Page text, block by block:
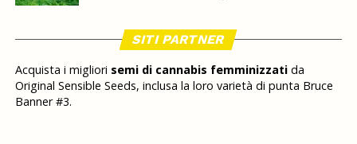
SITI PARTNER
Acquista i migliori semi di cannabis femminizzatida
Original Sensible Seeds, inclusa la loro varietà di punta Bruce
Banner #3.